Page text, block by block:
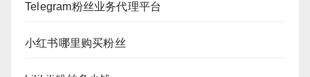
Telegram粉丝业务代理平台
小红书哪里购买粉丝